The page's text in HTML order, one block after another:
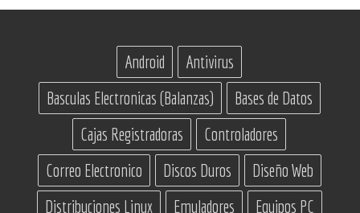
Android
Antivirus
Basculas Electronicas (Balanzas)
Bases de Datos
Cajas Registradoras
Controladores
Correo Electronico
Discos Duros
Diseño Web
Distribuciones Linux
Emuladores
Equipos PC